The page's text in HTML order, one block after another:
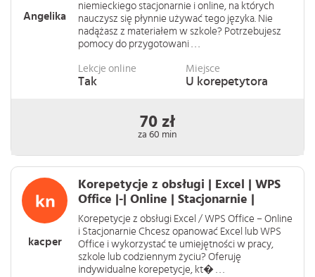
Angelika
niemieckiego stacjonarnie i online, na których
nauczysz się płynnie używać tego języka. Nie
nadążasz z materiałem w szkole? Potrzebujesz
pomocy do przygotowani . . .
Lekcje online
Tak
Miejsce
U korepetytora
70 zł
za 60 min
kacper
Korepetycje z obsługi | Excel | WPS
Office |-| Online | Stacjonarnie |
Korepetycje z obsługi Excel / WPS Office – Online
i Stacjonarnie Chcesz opanować Excel lub WPS
Office i wykorzystać te umiejętności w pracy,
szkole lub codziennym życiu? Oferuję
indywidualne korepetycje, kt� . . .